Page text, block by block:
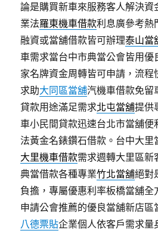
論是購買新車來服務客人解決資
業法羅東機車借款利息廣參考熱
融資或當舖借款皆可辦理泰山當
車需求當台中市典當公會皆用優
家名牌資金周轉皆可申請，流程
求助大同區當舖汽機車借款免留
貸款用途滿足需求北屯當舖提供
車小民間貸款迅速台北市當舖便
法黃金名錶鑽石借款。台中大里
大里機車借款需求週轉大里區新
典當借款各種專業竹北當舖絕對
負擔，專屬優惠利率板橋當舖全
申請公會推薦的優良當舖新店區
八德票貼企業個人依客戶需求量